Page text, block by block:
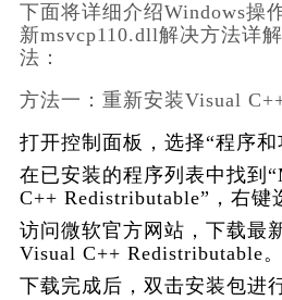
下面将详细介绍Windows操
新msvcp110.dll解决方法详
法：
方法一：重新安装Visual
打开控制面板，选择“程序和
在已安装的程序列表中找到
C++ Redistributable”，右键
访问微软官方网站，下载最
Visual C++ Redistributable。
下载完成后，双击安装包进